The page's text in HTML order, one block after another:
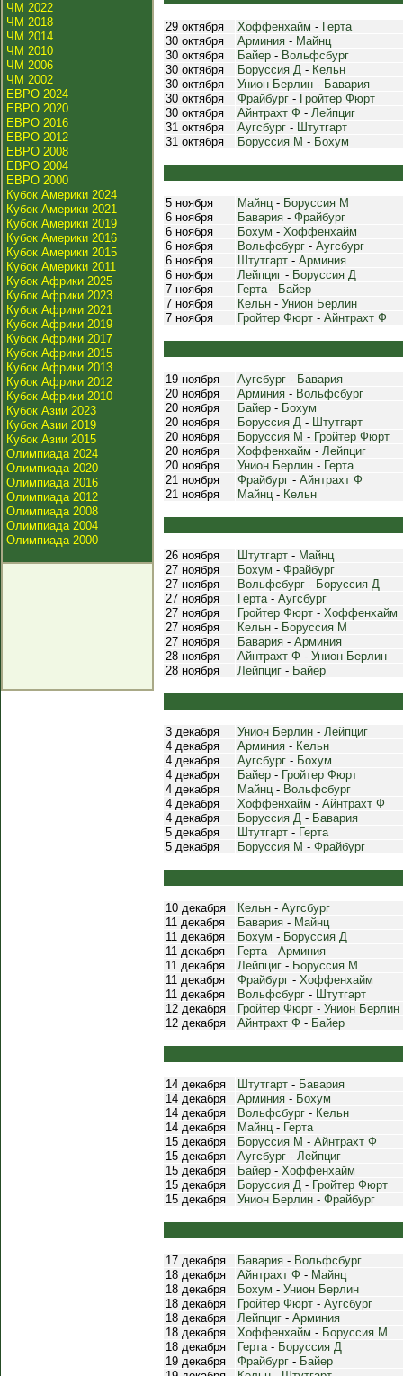
ЧМ 2022
ЧМ 2018
ЧМ 2014
ЧМ 2010
ЧМ 2006
ЧМ 2002
ЕВРО 2024
ЕВРО 2020
ЕВРО 2016
ЕВРО 2012
ЕВРО 2008
ЕВРО 2004
ЕВРО 2000
Кубок Америки 2024
Кубок Америки 2021
Кубок Америки 2019
Кубок Америки 2016
Кубок Америки 2015
Кубок Америки 2011
Кубок Африки 2025
Кубок Африки 2023
Кубок Африки 2021
Кубок Африки 2019
Кубок Африки 2017
Кубок Африки 2015
Кубок Африки 2013
Кубок Африки 2012
Кубок Африки 2010
Кубок Азии 2023
Кубок Азии 2019
Кубок Азии 2015
Олимпиада 2024
Олимпиада 2020
Олимпиада 2016
Олимпиада 2012
Олимпиада 2008
Олимпиада 2004
Олимпиада 2000
29 октября Хоффенхайм - Герта
30 октября
Арминия - Майнц
30 октября
Байер - Вольфсбург
30 октября
Боруссия Д - Кельн
30 октября
Унион Берлин - Бавария
30 октября
Фрайбург - Гройтер Фюрт
30 октября
Айнтрахт Ф - Лейпциг
31 октября
Аугсбург - Штутгарт
31 октября
Боруссия М - Бохум
5 ноября Майнц- Боруссия М
6 ноября
Бавария - Фрайбург
6 ноября
Бохум - Хоффенхайм
6 ноября
Вольфсбург - Аугсбург
6 ноября
Штутгарт - Арминия
6 ноября
Лейпциг - Боруссия Д
7 ноября
Герта- Байер
7 ноября
Кельн - Унион Берлин
7 ноября
Гройтер Фюрт - Айнтрахт Ф
19 ноября Аугсбург - Бавария
20 ноября
Арминия - Вольфсбург
20 ноября
Байер - Бохум
20 ноября
Боруссия Д - Штутгарт
20 ноября
Боруссия М - Гройтер Фюрт
20 ноября
Хоффенхайм - Лейпциг
20 ноября
Унион Берлин - Герта
21 ноября
Фрайбург - Айнтрахт Ф
21 ноября
Майнц- Кельн
26 ноября Штутгарт - Майнц
27 ноября
Бохум - Фрайбург
27 ноября
Вольфсбург - Боруссия Д
27 ноября
Герта- Аугсбург
27 ноября
Гройтер Фюрт - Хоффенхайм
27 ноября
Кельн - Боруссия М
27 ноября
Бавария - Арминия
28 ноября
Айнтрахт Ф - Унион Берлин
28 ноября
Лейпциг - Байер
3 декабря Унион Берлин - Лейпциг
4 декабря
Арминия - Кельн
4 декабря
Аугсбург - Бохум
4 декабря
Байер - Гройтер Фюрт
4 декабря
Майнц- Вольфсбург
4 декабря
Хоффенхайм - Айнтрахт Ф
4 декабря
Боруссия Д - Бавария
5 декабря
Штутгарт - Герта
5 декабря
Боруссия М - Фрайбург
10 декабря Кельн - Аугсбург
11 декабря
Бавария - Майнц
11 декабря
Бохум - Боруссия Д
11 декабря
Герта- Арминия
11 декабря
Лейпциг - Боруссия М
11 декабря
Фрайбург - Хоффенхайм
11 декабря
Вольфсбург - Штутгарт
12 декабря
Гройтер Фюрт - Унион Берлин
12 декабря
Айнтрахт Ф - Байер
14 декабря Штутгарт - Бавария
14 декабря
Арминия - Бохум
14 декабря
Вольфсбург - Кельн
14 декабря
Майнц- Герта
15 декабря
Боруссия М - Айнтрахт Ф
15 декабря
Аугсбург - Лейпциг
15 декабря
Байер - Хоффенхайм
15 декабря
Боруссия Д - Гройтер Фюрт
15 декабря
Унион Берлин - Фрайбург
17 декабря Бавария - Вольфсбург
18 декабря
Айнтрахт Ф - Майнц
18 декабря
Бохум - Унион Берлин
18 декабря
Гройтер Фюрт - Аугсбург
18 декабря
Лейпциг - Арминия
18 декабря
Хоффенхайм - Боруссия М
18 декабря
Герта- Боруссия Д
19 декабря
Фрайбург - Байер